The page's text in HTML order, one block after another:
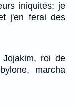
iniquités; je
j'en ferai des
roi de
marcha